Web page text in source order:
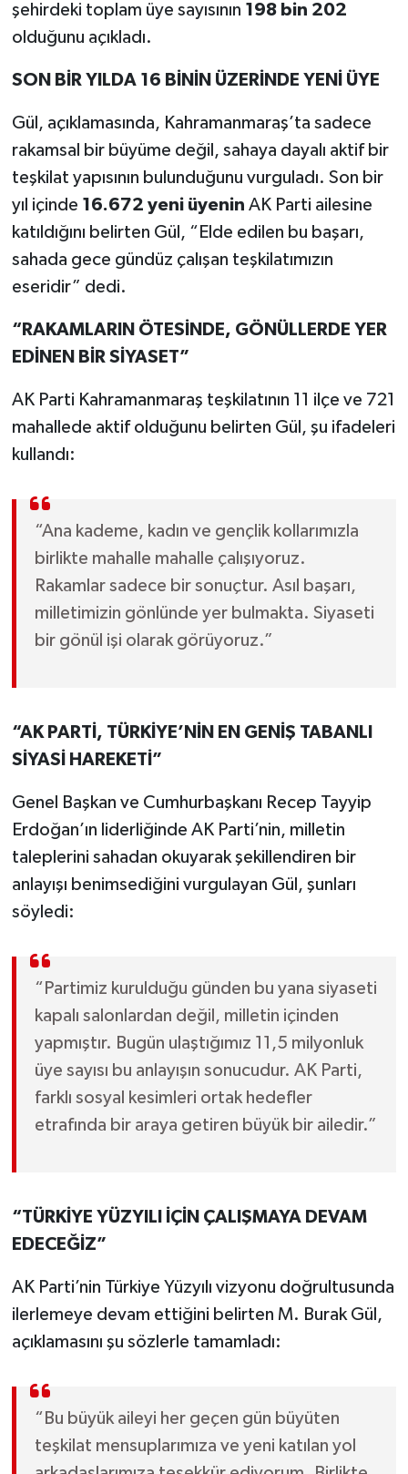
şehirdeki toplam üye sayısının 198 bin 202
olduğunu açıkladı.
SON BİR YILDA 16 BİNİN ÜZERİNDE YENİ ÜYE
Gül, açıklamasında, Kahramanmaraş’ta sadece
rakamsal bir büyüme değil, sahaya dayalı aktif bir
teşkilat yapısının bulunduğunu vurguladı. Son bir
yıl içinde 16.672 yeni üyenin AK Parti ailesine
katıldığını belirten Gül, “Elde edilen bu başarı,
sahada gece gündüz çalışan teşkilatımızın
eseridir” dedi.
“RAKAMLARIN ÖTESİNDE, GÖNÜLLERDE YER
EDİNEN BİR SİYASET”
AK Parti Kahramanmaraş teşkilatının 11 ilçe ve 721
mahallede aktif olduğunu belirten Gül, şu ifadeleri
kullandı:
“Ana kademe, kadın ve gençlik kollarımızla
birlikte mahalle mahalle çalışıyoruz.
Rakamlar sadece bir sonuçtur. Asıl başarı,
milletimizin gönlünde yer bulmakta. Siyaseti
bir gönül işi olarak görüyoruz.”
“AK PARTİ, TÜRKİYE’NİN EN GENİŞ TABANLI
SİYASİ HAREKETİ”
Genel Başkan ve Cumhurbaşkanı Recep Tayyip
Erdoğan’ın liderliğinde AK Parti’nin, milletin
taleplerini sahadan okuyarak şekillendiren bir
anlayışı benimsediğini vurgulayan Gül, şunları
söyledi:
“Partimiz kurulduğu günden bu yana siyaseti
kapalı salonlardan değil, milletin içinden
yapmıştır. Bugün ulaştığımız 11,5 milyonluk
üye sayısı bu anlayışın sonucudur. AK Parti,
farklı sosyal kesimleri ortak hedefler
etrafında bir araya getiren büyük bir ailedir.”
“TÜRKİYE YÜZYILI İÇİN ÇALIŞMAYA DEVAM
EDECEĞİZ”
AK Parti’nin Türkiye Yüzyılı vizyonu doğrultusunda
ilerlemeye devam ettiğini belirten M. Burak Gül,
açıklamasını şu sözlerle tamamladı:
“Bu büyük aileyi her geçen gün büyüten
teşkilat mensuplarımıza ve yeni katılan yol